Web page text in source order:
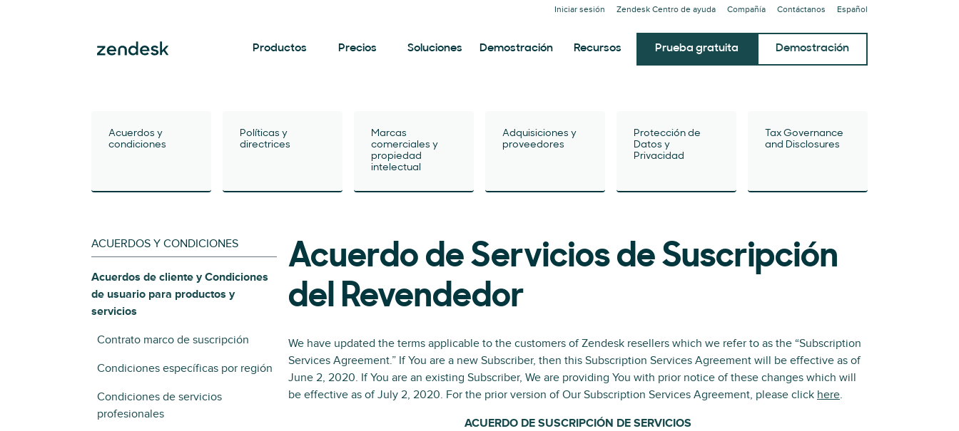
Iniciar sesión Zendesk Centro de ayuda Compañía Contáctanos Español
Productos Precios Soluciones Demostración Recursos Prueba gratuita Demostración
Acuerdos y
condiciones
Políticas y
directrices
Marcas
comerciales y
propiedad
intelectual
Adquisiciones y
proveedores
Protección de
Datos y
Privacidad
Tax Governance
and Disclosures
ACUERDOS Y CONDICIONES
Acuerdos de cliente y Condiciones
de usuario para productos y
servicios
Contrato marco de suscripción
Condiciones específicas por región
Condiciones de servicios
profesionales
Acuerdo de Servicios de Suscripción
del Revendedor
We have updated the terms applicable to the customers of Zendesk resellers which we refer to as the “Subscription
Services Agreement.” If You are a new Subscriber, then this Subscription Services Agreement will be effective as of
June 2, 2020. If You are an existing Subscriber, We are providing You with prior notice of these changes which will
be effective as of July 2, 2020. For the prior version of Our Subscription Services Agreement, please click here.
ACUERDO DE SUSCRIPCIÓN DE SERVICIOS